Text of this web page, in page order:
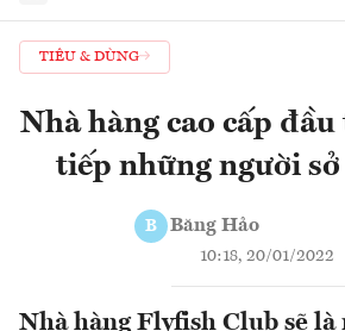
TIÊU & DÙNG
Nhà hàng cao cấp
tiếp những người
B Băng Hảo
10:18, 20/01/2022
Nhà hàng Flyfish Club sẽ là